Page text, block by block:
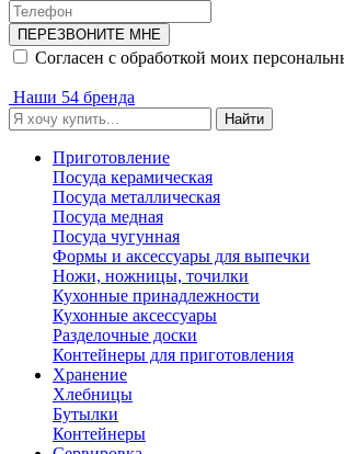
ПЕРЕЗВОНИТЕ МНЕ
Согласен с обработкой моих
Наши 54 бренда
Найти
Приготовление
Посуда керамическая
Посуда металлическая
Посуда медная
Посуда чугунная
Формы и аксессуары для выпечки
Ножи, ножницы, точилки
Кухонные принадлежности
Кухонные аксессуары
Разделочные доски
Контейнеры для приготовления
Хранение
Хлебницы
Бутылки
Контейнеры